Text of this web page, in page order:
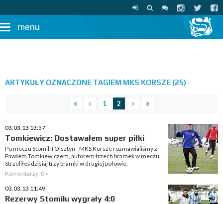
menu
ARTYKUŁY OZNACZONE TAGIEM MKS KORSZE (25)
1 2
03.03.13 13:57
Tomkiewicz: Dostawałem super piłki
Po meczu Stomil II Olsztyn - MKS Korsze rozmawialiśmy z
Pawłem Tomkiewiczem, autorem trzech bramek w meczu.
Strzeliłeś dzisiaj trzy bramki w drugiej połowie.
Komentarzy: 0 »
03.03.13 11:49
Rezerwy Stomilu wygrały 4:0